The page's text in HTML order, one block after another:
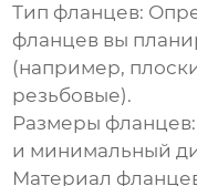
Тип фланцев:
фланцев вы
(например,
резьбовые).
Размеры
и минимальный
Материал